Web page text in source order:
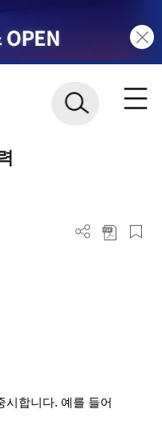
시합니다.예를 들어